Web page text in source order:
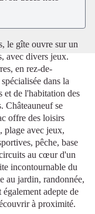
le gîte ouvre sur un
avec divers jeux.
en rez-de-
dans la
et de l'habitation des
Châteauneuf se
offre des loisirs
plage avec jeux,
pêche, base
au cœur d'un
incontournable du
au jardin, randonnée,
adepte de
à proximité.